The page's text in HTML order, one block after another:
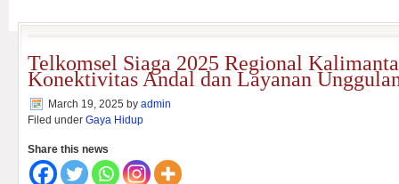
Telkomsel Siaga 2025 Regional
Konektivitas Andal dan Layanan
March 19, 2025 by admin
Filed under Gaya Hidup
Share this news